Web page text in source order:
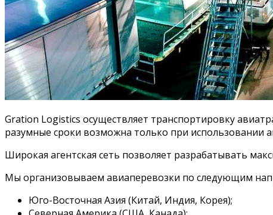
Gration Logistics осуществляет транспортировку
разумные сроки возможна только при использовании
Широкая агентская сеть позволяет разрабатывать
Мы организовываем авиаперевозки по следующим
Юго-Восточная Азия (Китай, Индия, Корея);